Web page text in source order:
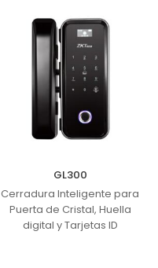
GL300
Cerradura Inteligente para
Puerta de Cristal, Huella
digital y Tarjetas ID